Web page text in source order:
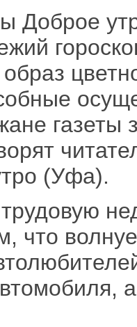
Доброе
(Уфа).
что